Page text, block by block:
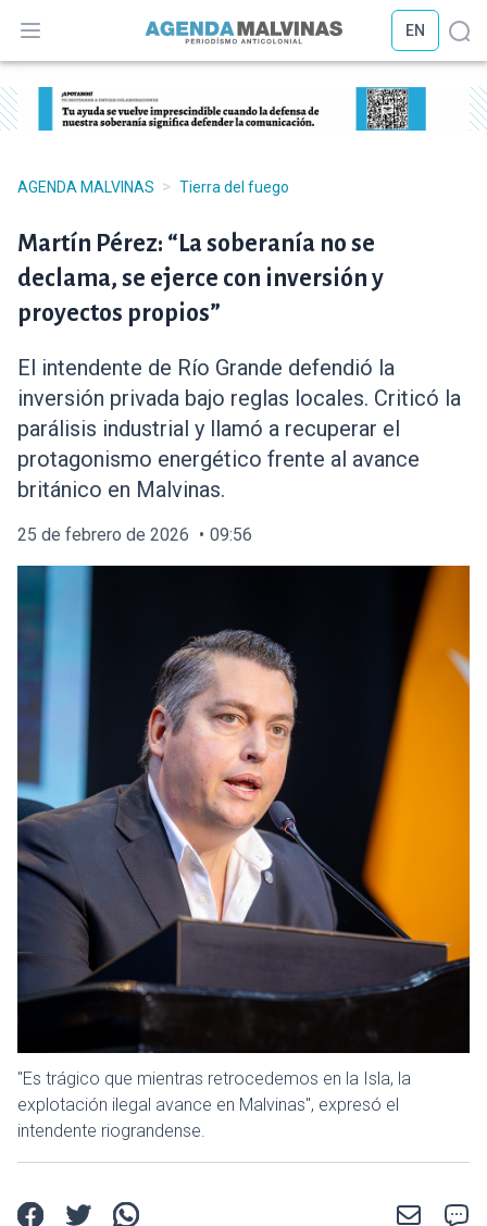
Abrir menú
EN
AGENDA MALVINAS > Tierra del fuego
Martín Pérez: “La soberanía no se
declama, se ejerce con inversión y
proyectos propios”
El intendente de Río Grande defendió la
inversión privada bajo reglas locales. Criticó la
parálisis industrial y llamó a recuperar el
protagonismo energético frente al avance
británico en Malvinas.
25 de febrero de 2026 09:56
"Es trágico que mientras retrocedemos en la Isla, la
explotación ilegal avance en Malvinas", expresó el
intendente riograndense.